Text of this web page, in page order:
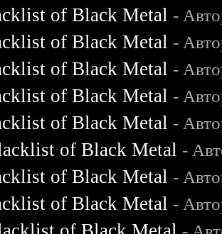
of Black Metal -
of Black Metal -
of Black Metal -
of Black Metal -
of Black Metal -
of Black Metal -
of Black Metal -
of Black Metal -